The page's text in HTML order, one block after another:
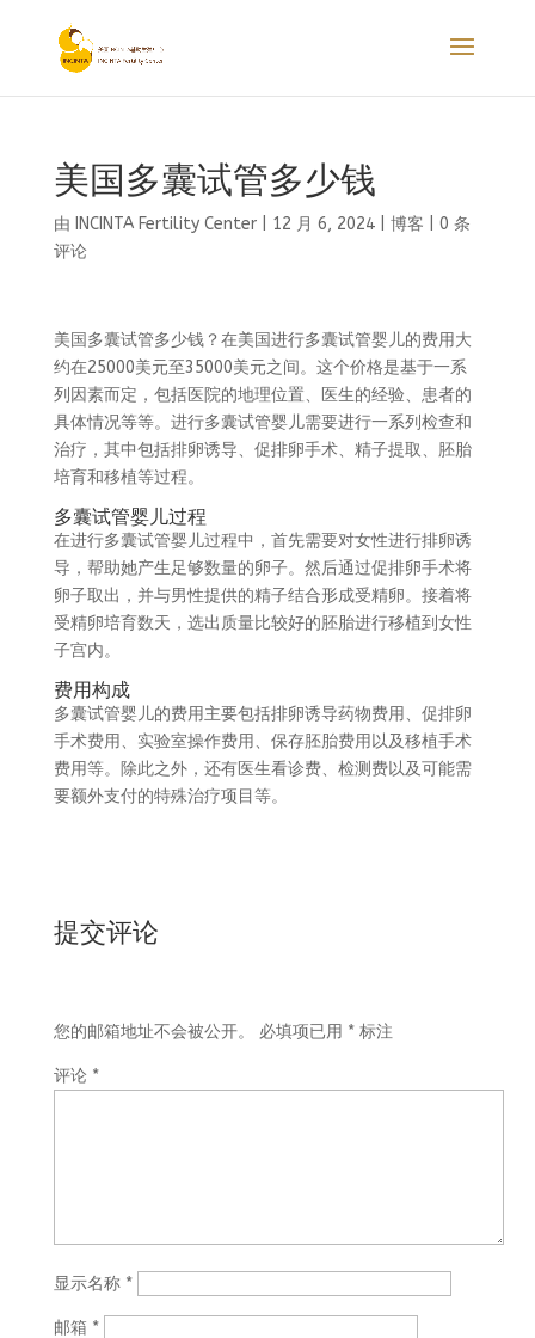
美国多囊试管多少钱
由 INCINTA Fertility Center| 12 月 6, 2024| 博客
0 条
评论
美国多囊试管多少钱？在美国进行多囊试管婴儿的费用大
约在25000美元至35000美元之间。这个价格是基于一系
列因素而定，包括医院的地理位置、医生的经验、患者的
具体情况等等。进行多囊试管婴儿需要进行一系列检查和
治疗，其中包括排卵诱导、促排卵手术、精子提取、胚胎
培育和移植等过程。
多囊试管婴儿过程
在进行多囊试管婴儿过程中，首先需要对女性进行排卵诱
导，帮助她产生足够数量的卵子。然后通过促排卵手术将
卵子取出，并与男性提供的精子结合形成受精卵。接着将
受精卵培育数天，选出质量比较好的胚胎进行移植到女性
子宫内。
费用构成
多囊试管婴儿的费用主要包括排卵诱导药物费用、促排卵
手术费用、实验室操作费用、保存胚胎费用以及移植手术
费用等。除此之外，还有医生看诊费、检测费以及可能需
要额外支付的特殊治疗项目等。
提交评论
您的邮箱地址不会被公开。 必填项已用 *标注
评论 *
显示名称 *
邮箱 *